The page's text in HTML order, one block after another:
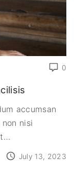
0
accumsan
nisi
…
July 13, 2023